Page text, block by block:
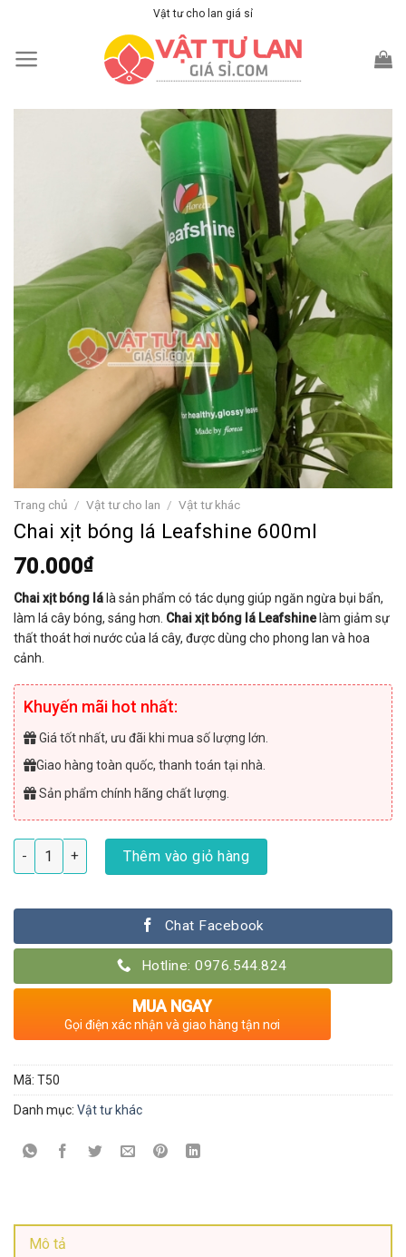
content
Vật tư cho lan giá sỉ
Trang chủ / Vật tư cho lan / Vật tư khác
Chai xịt bóng lá Leafshine 600ml
70.000₫
Chai xịt bóng lá là sản phẩm có tác dụng giúp ngăn ngừa bụi bẩn,
làm lá cây bóng, sáng hơn. Chai xịt bóng lá Leafshinelàm giảm sự
thất thoát hơi nước của lá cây, được dùng cho phong lan và hoa
cảnh.
Khuyến mãi hot nhất:
Giá tốt nhất, ưu đãi khi mua số lượng lớn.
Giao hàng toàn quốc, thanh toán tại nhà.
Sản phẩm chính hãng chất lượng.
Chai xịt bóng lá Leafshine 600ml số lượng
Thêm vào giỏ hàng
Chat Facebook
Hotline: 0976.544.824
MUA NGAY
Gọi điện xác nhận và giao hàng tận nơi
Mã: T50
Danh mục: Vật tư khác
Mô tả